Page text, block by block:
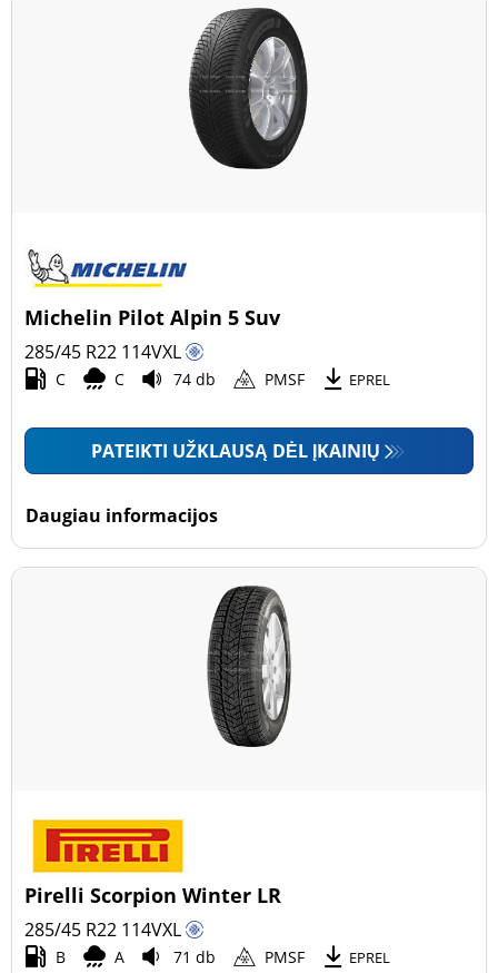
Visi sezonai (2)
Lengvasis automobilis (8)
Mažas sunkvežimis (0)
Motociklas (0)
Padanga sustiprintomis sienelėmis
Michelin Pilot Alpin 5 Suv
285/45 R22 114VXL
C C 74 db PMSF EPREL
PATEIKTI UŽKLAUSĄ DĖL ĮKAINIŲ
Daugiau informacijos
Pirelli Scorpion Winter LR
285/45 R22 114VXL
B A 71 db PMSF EPREL